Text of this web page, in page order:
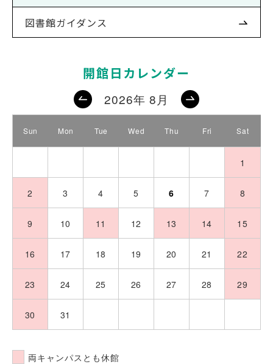
図書館ガイダンス
開館日カレンダー
2026年 8月
Sun Mon Tue Wed Thu Fri Sat
1
2 3 4 5 6 7 8
9 10 11 12 13 14 15
16 17 18 19 20 21 22
23 24 25 26 27 28 29
30 31
両キャンパスとも休館